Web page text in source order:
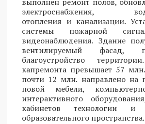
электроснабжения,
отопления и канализации.
системы пожарной
видеонаблюдения. Здание
вентилируемый фасад,
благоустройство
капремонта превышает 57
почти 12 млн. направлено на
новой мебели,
интерактивного
кабинетов технологии и
образовательного пространства.